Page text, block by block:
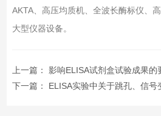
AKTA、高压均质机、全波长酶标仪、
大型仪器设备。
上一篇： 影响ELISA试剂盒试验成果的
下一篇： ELISA实验中关于跳孔、信号